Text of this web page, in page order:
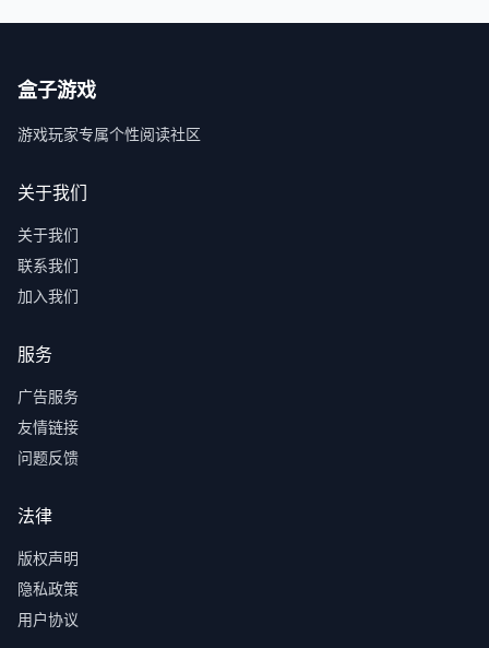
盒子游戏
游戏玩家专属个性阅读社区
关于我们
关于我们
联系我们
加入我们
服务
广告服务
友情链接
问题反馈
法律
版权声明
隐私政策
用户协议